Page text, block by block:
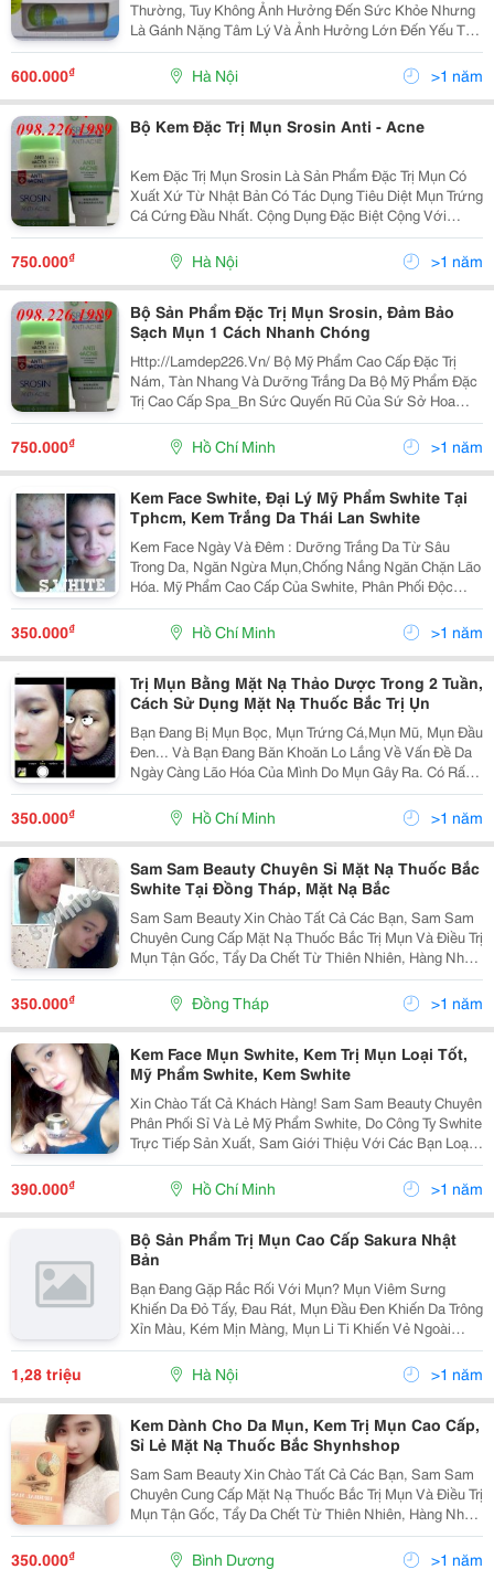
Thường, Tuy Không Ảnh Hưởng Đến Sức Khỏe Nhưng
Là Gánh Nặng Tâm Lý Và Ảnh Hưởng Lớn Đến Yếu Tố
Thẩm Mỹ. Đặc Biệt Mụn Trứng Cá Nếu Không Điều Trị
Đúng Cách Và Kịp Thời Có Thể Để Lại Sẹo Vĩnh Viễn.
600.000₫ Hà Nội >1 năm
Bộ Kem Đặc Trị Mụn Srosin Anti - Acne
Kem Đặc Trị Mụn Srosin Là Sản Phẩm Đặc Trị Mụn Có
Xuất Xứ Từ Nhật Bản Có Tác Dụng Tiêu Diệt Mụn Trứng
Cá Cứng Đầu Nhất. Cộng Dụng Đặc Biệt Cộng Với
Phương Thức Bào Chế Hiện Đại Làm Sản Phẩm Có Tác
Dụn Ngấm Sâu, Diệt Khuẩn Nhanh, Tác Dụng Kéo Dài
750.000₫ Hà Nội >1 năm
Bộ Sản Phẩm Đặc Trị Mụn Srosin, Đảm Bảo
Sạch Mụn 1 Cách Nhanh Chóng
Http://Lamdep226.Vn/ Bộ Mỹ Phẩm Cao Cấp Đặc Trị
Nám, Tàn Nhang Và Dưỡng Trắng Da Bộ Mỹ Phẩm Đặc
Trị Cao Cấp Spa_Bn Sức Quyến Rũ Của Sứ Sở Hoa
Anh Đào Xuất Xứ : Nhật Bản Giá : 1.200.000 Vnđ Thành
Phần : Axit Unsolic_Pc 104 Gồm 9 Loại Amino Ax
750.000₫ Hồ Chí Minh >1 năm
Kem Face Swhite, Đại Lý Mỹ Phẩm Swhite Tại
Tphcm, Kem Trắng Da Thái Lan Swhite
Kem Face Ngày Và Đêm : Dưỡng Trắng Da Từ Sâu
Trong Da, Ngăn Ngừa Mụn,Chống Nắng Ngăn Chặn Lão
Hóa. Mỹ Phẩm Cao Cấp Của Swhite, Phân Phối Độc
Quyền Có Tem Kiểm Định, Tem Chống Hàng Nhái Hàng
350.000₫ Hồ Chí Minh >1 năm
Trị Mụn Bằng Mặt Nạ Thảo Dược Trong 2 Tuần,
Cách Sử Dụng Mặt Nạ Thuốc Bắc Trị Ụn
Bạn Đang Bị Mụn Bọc, Mụn Trứng Cá,Mụn Mũ, Mụn Đầu
Đen... Và Bạn Đang Băn Khoăn Lo Lắng Về Vấn Đề Da
Ngày Càng Lão Hóa Của Mình Do Mụn Gây Ra. Có Rất
Nhiều Nguyên Nhân Gây Mụn : Dậy Thì, Môi Trường
Sống, Tâm Sinh Lý, Mụn Do Di Truyền, Mụn Do Nội
350.000₫ Hồ Chí Minh >1 năm
Sam Sam Beauty Chuyên Sỉ Mặt Nạ Thuốc Bắc
Swhite Tại Đồng Tháp, Mặt Nạ Bắc
Sam Sam Beauty Xin Chào Tất Cả Các Bạn, Sam Sam
Chuyên Cung Cấp Mặt Nạ Thuốc Bắc Trị Mụn Và Điều Trị
Mụn Tận Gốc, Tẩy Da Chết Từ Thiên Nhiên, Hàng Nhập
Của Công Ty, Có Giấy Tờ Kiểm Định.giao Hàng Tận Nơi
Trên Toàn Quốc, Freeship Nhìu Tỉnh Thành. M
350.000₫ Đồng Tháp >1 năm
Kem Face Mụn Swhite, Kem Trị Mụn Loại Tốt,
Mỹ Phẩm Swhite, Kem Swhite
Xin Chào Tất Cả Khách Hàng! Sam Sam Beauty Chuyên
Phân Phối Sỉ Và Lẻ Mỹ Phẩm Swhite, Do Công Ty Swhite
Trực Tiếp Sản Xuất, Sam Giới Thiệu Với Các Bạn Loại
Kem Face Cho Da Mặt Nhằm Trắng Da , Dưỡng Ẩm Và
Chống Nắng. Kem Face Cao Cấp Swhite Cải T
390.000₫ Hồ Chí Minh >1 năm
Bộ Sản Phẩm Trị Mụn Cao Cấp Sakura Nhật
Bản
Bạn Đang Gặp Rắc Rối Với Mụn? Mụn Viêm Sưng
Khiến Da Đỏ Tấy, Đau Rát, Mụn Đầu Đen Khiến Da Trông
Xỉn Màu, Kém Mịn Màng, Mụn Li Ti Khiến Vẻ Ngoài
Trông Kém Thu Hút? Các Sản Phẩm Trị Mụn Trên Thị
Trường Không Thể Giúp Điều Giúp Trị Dứt Điểm Mụn
Trên Da
1,28 triệu Hà Nội >1 năm
Kem Dành Cho Da Mụn, Kem Trị Mụn Cao Cấp,
Sỉ Lẻ Mặt Nạ Thuốc Bắc Shynhshop
Sam Sam Beauty Xin Chào Tất Cả Các Bạn, Sam Sam
Chuyên Cung Cấp Mặt Nạ Thuốc Bắc Trị Mụn Và Điều Trị
Mụn Tận Gốc, Tẩy Da Chết Từ Thiên Nhiên, Hàng Nhập
Của Công Ty, Có Giấy Tờ Kiểm Định. Mặt Nạ Thảo
Dược Thuốc Bắc S.white Được Chiết Xuất Hoàn Toàn
350.000₫ Bình Dương >1 năm